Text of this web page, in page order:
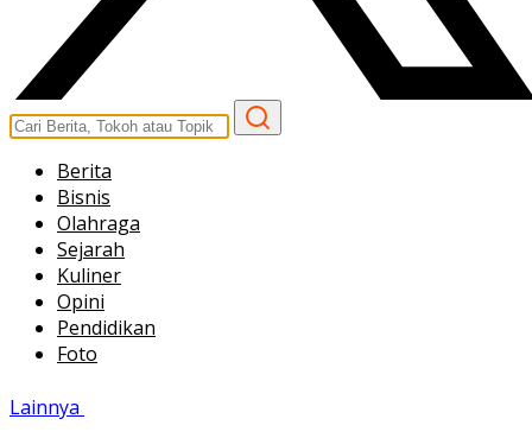
Berita
Bisnis
Olahraga
Sejarah
Kuliner
Opini
Pendidikan
Foto
Lainnya